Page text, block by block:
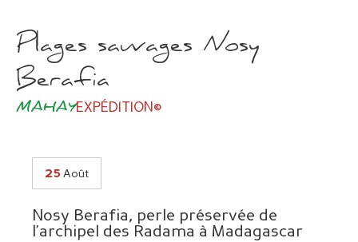
Plages sauvages Nosy
Berafia
MAHAYEXPÉDITION©
25 Août
Nosy Berafia, perle préservée de
l’archipel des Radama à Madagascar